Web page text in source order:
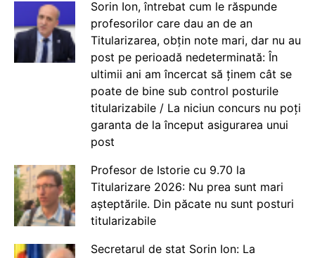
Sorin Ion, întrebat cum le răspunde
profesorilor care dau an de an
Titularizarea, obțin note mari, dar nu au
post pe perioadă nedeterminată: În
ultimii ani am încercat să ținem cât se
poate de bine sub control posturile
titularizabile / La niciun concurs nu poți
garanta de la început asigurarea unui
post
Profesor de Istorie cu 9.70 la
Titularizare 2026: Nu prea sunt mari
așteptările. Din păcate nu sunt posturi
titularizabile
Secretarul de stat Sorin Ion: La